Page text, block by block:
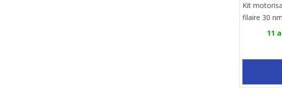
Kit
filaire 30 nm
11